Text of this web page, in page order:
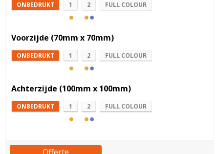
ONBEDRUKT 1 2 FULL COLOUR
Voorzijde (70mm x 70mm)
ONBEDRUKT 1 2 FULL COLOUR
Achterzijde (100mm x 100mm)
ONBEDRUKT 1 2 FULL COLOUR